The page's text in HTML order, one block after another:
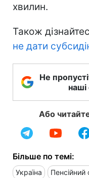
хвилин.
Також
не дати
Не
Або
Більше по темі:
Україна Пенсійний